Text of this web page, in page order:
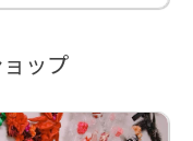
ップ